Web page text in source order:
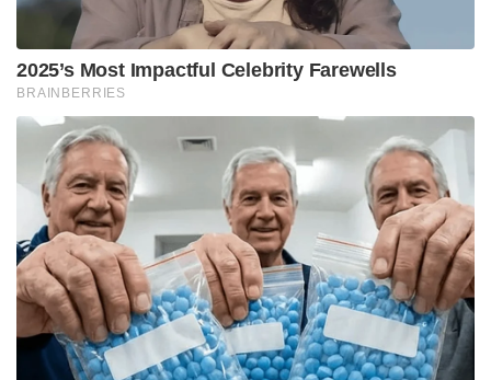
വിറ്റഴിഞ്ഞ ആയുധം കൂടിയാണ് കെ 47 തോക്ക്.
ഇപ്പോഴും ആവശ്യക്കാർ ഏറെയാണ്. ഇന്റർമീഡിയറ്റ്
കാറ്റ്ട്രിഡ്ജും ഊരിമാറ്റാവുന്ന മാഗസിനുമാണ് ഈ
തോക്കിൽ ഉള്ളത്.
അടുത്തതാണ് എം 16 റൈഫിൾ. 5.56 *45 എംഎം
തോക്കുകളാണ് എം.16 അസാൾക്ക് റൈഫിളിന്റെ
കുടുംബത്തിൽപ്പെട്ട തോക്കുകളാണ് എം.16.
അമേരിക്കൻ സൈന്യമാണ് ഈ റൈഫിളുകൾ
വ്യാപകമായി ഉപയോഗിക്കുന്നത്. യൂജിംഗ് സ്റ്റോണർ
ആണ് ഇതിന്റെ നിർമ്മാതാക്കൾ. ആമംലൈറ്റ് എ.ആർ
15 റൈഫിളിൽ നിന്നും വികസിച്ച റൈഫിൾ ആണ് എം.